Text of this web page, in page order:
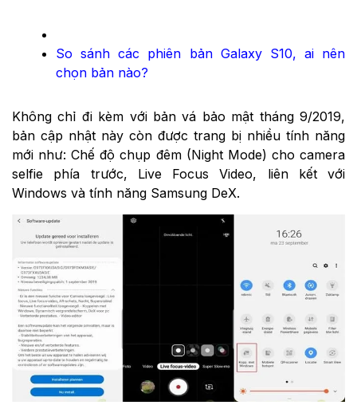
So sánh các phiên bản Galaxy S10, ai nên
chọn bản nào?
Không chỉ đi kèm với bản vá bảo mật tháng 9/2019,
bản cập nhật này còn được trang bị nhiều tính năng
mới như: Chế độ chụp đêm (Night Mode) cho camera
selfie phía trước, Live Focus Video, liên kết với
Windows và tính năng Samsung DeX.